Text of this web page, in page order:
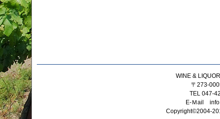
WINE &
〒273-
TEL 047-
E-Ｍail
Copyright©2004-